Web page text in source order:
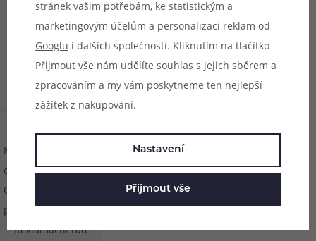
Nastavení cookies
Nahlásit závadný
obsah
Obchodní
podmínky
Reklamační řád
stránek vašim potřebám, ke statistickým a
marketingovým účelům a personalizaci reklam od
Googlu i dalších společností. Kliknutím na tlačítko
Přijmout vše nám udělíte souhlas s jejich sběrem a
zpracováním a my vám poskytneme ten nejlepší
zážitek z nakupování.
Nastavení
Přijmout vše